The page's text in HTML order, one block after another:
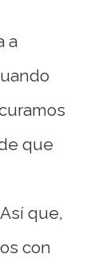
a
que
Así que,
con